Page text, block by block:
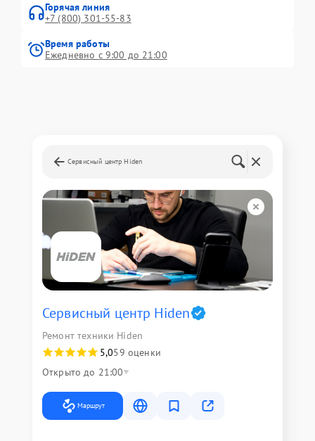
Горячая линия
+7 (800) 301-55-83
Время работы
Ежедневно с 9:00 до 21:00
Сервисный центр Hiden
Сервисный центр Hiden
Ремонт техники Hiden
5,059 оценки
Открыто до 21:00
Маршрут